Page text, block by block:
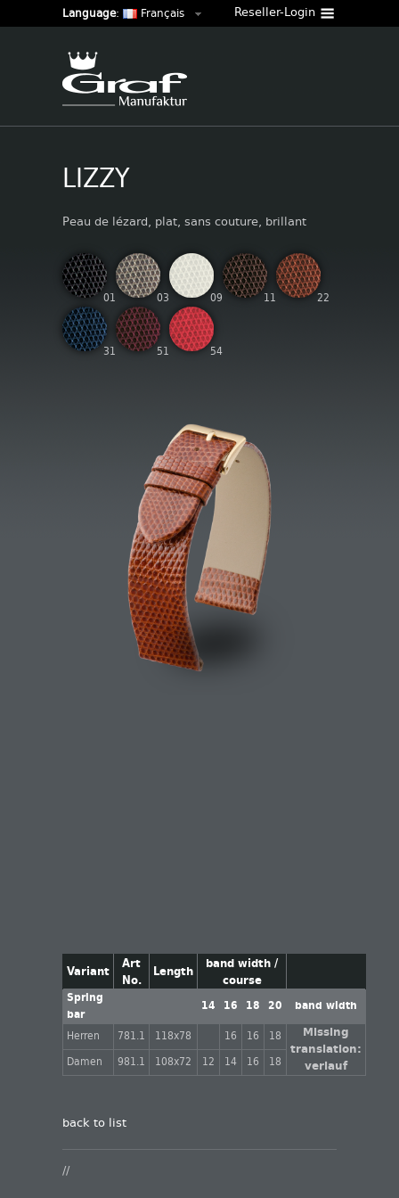
Language: Français Reseller-Login
LIZZY
Peau de lézard, plat, sans couture, brillant
01 03 09 11 22
31 51 54
Variant
Art
No.
Length
band width /
course
Spring
bar
14 16 18 20 band width
Herren 781.1 118x78 16 16 18
Missing
translation:
verlauf
Damen 981.1 108x72 12 14 16 18
back to list
//